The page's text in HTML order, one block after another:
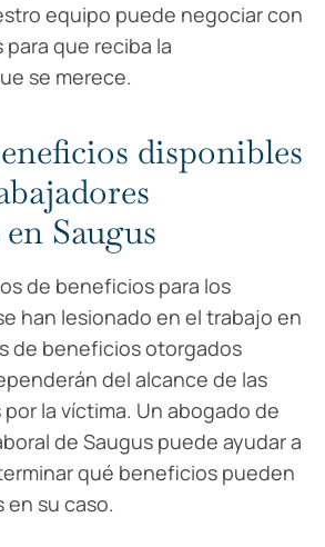
equipo puede negociar con
para que reciba la
se merece.
disponibles
Saugus
de beneficios para los
han lesionado en el trabajo en
de beneficios otorgados
del alcance de las
la víctima. Un abogado de
de Saugus puede ayudar a
qué beneficios pueden
su caso.